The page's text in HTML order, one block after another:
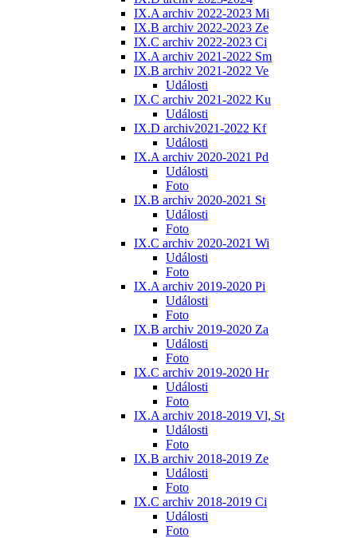
IX.A archiv 2022-2023 Mi
IX.B archiv 2022-2023 Ze
IX.C archiv 2022-2023 Ci
IX.A archiv 2021-2022 Sm
IX.B archiv 2021-2022 Ve
Události
IX.C archiv 2021-2022 Ku
Události
IX.D archiv2021-2022 Kf
Události
IX.A archiv 2020-2021 Pd
Události
Foto
IX.B archiv 2020-2021 St
Události
Foto
IX.C archiv 2020-2021 Wi
Události
Foto
IX.A archiv 2019-2020 Pi
Události
Foto
IX.B archiv 2019-2020 Za
Události
Foto
IX.C archiv 2019-2020 Hr
Události
Foto
IX.A archiv 2018-2019 Vl, St
Události
Foto
IX.B archiv 2018-2019 Ze
Události
Foto
IX.C archiv 2018-2019 Ci
Události
Foto